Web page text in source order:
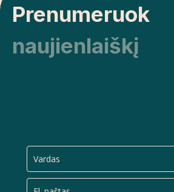
Prenumeruok
naujienlaiškį